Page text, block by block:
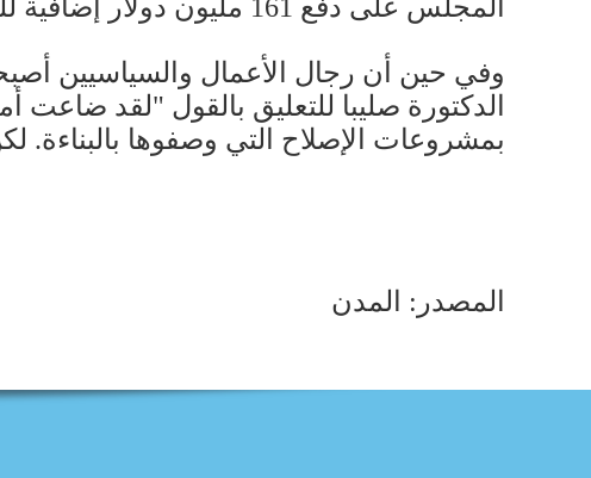
المجلس على دفع 161 مليون دولار إضافية للشركة لتحديث وتوسيع العملية، من دون فتح الباب أمام أي عروض جديدة.
وفي حين أن رجال الأعمال والسياسيين
الدكتورة صليبا للتعليق بالقول "لقد ضاعت
بمشروعات الإصلاح التي وصفوها
المصدر: المدن